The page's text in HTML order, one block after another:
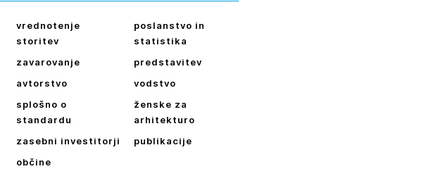
vrednotenje
storitev
zavarovanje
avtorstvo
splošno o
standardu
zasebni investitorji
občine
poslanstvo in
statistika
predstavitev
vodstvo
ženske za
arhitekturo
publikacije